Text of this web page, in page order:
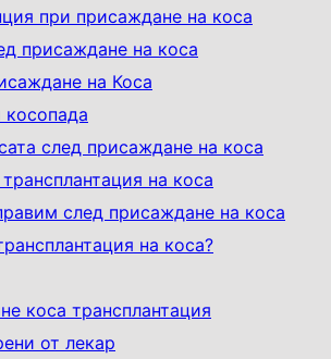
при присаждане на коса
присаждане на коса
на Коса
косопада
след присаждане на коса
на коса
след присаждане на коса
на коса?
коса трансплантация
от лекар